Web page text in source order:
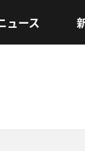
ュース